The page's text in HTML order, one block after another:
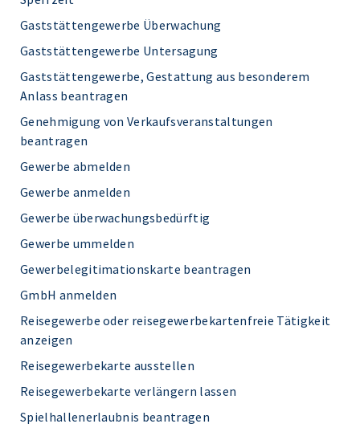
Gaststättengewerbe Überwachung
Gaststättengewerbe Untersagung
Gaststättengewerbe, Gestattung aus besonderem
Anlass beantragen
Genehmigung von Verkaufsveranstaltungen
beantragen
Gewerbe abmelden
Gewerbe anmelden
Gewerbe überwachungsbedürftig
Gewerbe ummelden
Gewerbelegitimationskarte beantragen
GmbH anmelden
Reisegewerbe oder reisegewerbekartenfreie Tätigkeit
anzeigen
Reisegewerbekarte ausstellen
Reisegewerbekarte verlängern lassen
Spielhallenerlaubnis beantragen